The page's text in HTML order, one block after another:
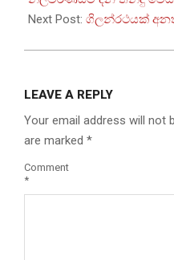
Next Post: ගිලන්රථයක්
LEAVE A REPLY
Your email address will not
are marked *
Comment
*